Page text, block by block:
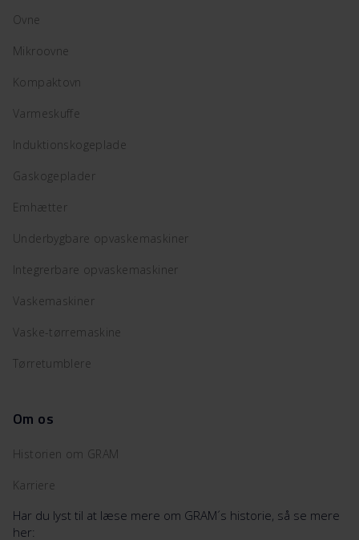
Ovne
Mikroovne
Kompaktovn
Varmeskuffe
Induktionskogeplade
Gaskogeplader
Emhætter
Underbygbare opvaskemaskiner
Integrerbare opvaskemaskiner
Vaskemaskiner
Vaske-tørremaskine
Tørretumblere
Om os
Historien om GRAM
Karriere
Har du lyst til at læse mere om GRAM´s historie, så se mere
her: